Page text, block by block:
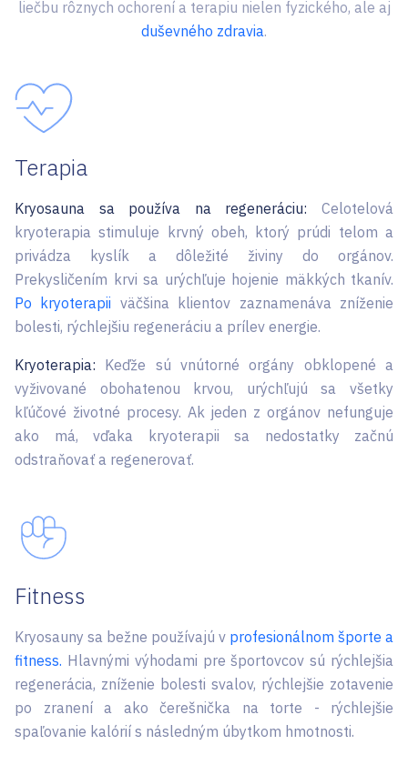
liečbu rôznych ochorení a terapiu nielen fyzického, ale aj
duševného zdravia.
Terapia
Kryosauna sa používa na regeneráciu: Celotelová
kryoterapia stimuluje krvný obeh, ktorý prúdi telom a
privádza kyslík a dôležité živiny do orgánov.
Prekysličením krvi sa urýchľuje hojenie mäkkých tkanív.
Po kryoterapii väčšina klientov zaznamenáva zníženie
bolesti, rýchlejšiu regeneráciu a prílev energie.
Kryoterapia: Keďže sú vnútorné orgány obklopené a
vyživované obohatenou krvou, urýchľujú sa všetky
kľúčové životné procesy. Ak jeden z orgánov nefunguje
ako má, vďaka kryoterapii sa nedostatky začnú
odstraňovať a regenerovať.
Fitness
Kryosauny sa bežne používajú v profesionálnom športe a
fitness. Hlavnými výhodami pre športovcov sú rýchlejšia
regenerácia, zníženie bolesti svalov, rýchlejšie zotavenie
po zranení a ako čerešnička na torte - rýchlejšie
spaľovanie kalórií s následným úbytkom hmotnosti.